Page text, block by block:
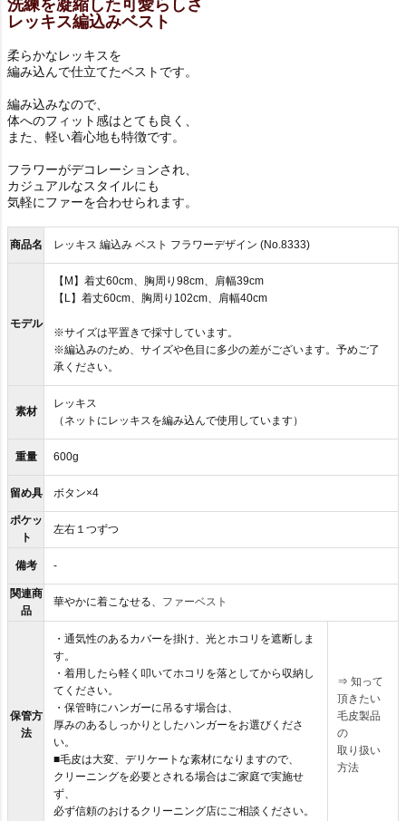
洗練を凝縮した可愛らしさ
レッキス編込みベスト
柔らかなレッキスを
編み込んで仕立てたベストです。
編み込みなので、
体へのフィット感はとても良く、
また、軽い着心地も特徴です。
フラワーがデコレーションされ、
カジュアルなスタイルにも
気軽にファーを合わせられます。
商品名 レッキス 編込み ベスト フラワーデザイン (No.8333)
モデル
【M】着丈60cm、胸周り98cm、肩幅39cm
【L】着丈60cm、胸周り102cm、肩幅40cm
※サイズは平置きで採寸しています。
※編込みのため、サイズや色目に多少の差がございます。予めご了
承ください。
素材
レッキス
（ネットにレッキスを編み込んで使用しています）
重量 600g
留め具 ボタン×4
ポケッ
ト
左右１つずつ
備考 -
関連商
品
華やかに着こなせる、 ファーベスト
保管方
法
・通気性のあるカバーを掛け、光とホコリを遮断しま
す。
・着用したら軽く叩いてホコリを落としてから収納し
てください。
・保管時にハンガーに吊るす場合は、
厚みのあるしっかりとしたハンガーをお選びくださ
い。
■毛皮は大変、デリケートな素材になりますので、
クリーニングを必要とされる場合はご家庭で実施せ
ず、
必ず信頼のおけるクリーニング店にご相談ください。
⇒ 知って
頂きたい
毛皮製品
の
取り扱い
方法